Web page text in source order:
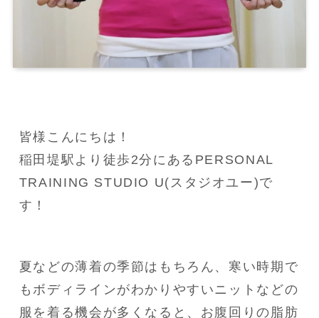
皆様こんにちは！
稲田堤駅より徒歩2分にあるPERSONAL
TRAINING STUDIO U(スタジオユー)で
す！
夏などの薄着の季節はもちろん、寒い時期で
もボディラインがわかりやすいニットなどの
服を着る機会が多くなると、お腹回りの脂肪